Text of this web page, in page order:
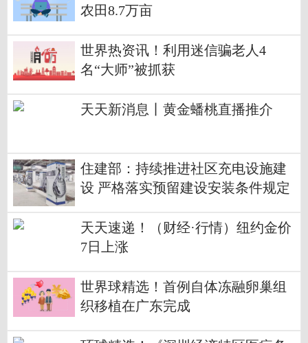
农田8.7万亩
世界热资讯！利用迷信骗老人4
名“大师”被抓获
天天新消息丨黄金蟠桃直播推介
住建部：持续推进社区充电设施建
设 严格落实预留建设安装条件规定
天天速递！（财经·行情）纽约金价
7日上涨
世界球精选！首例自体冻融卵巢组
织移植在广东完成